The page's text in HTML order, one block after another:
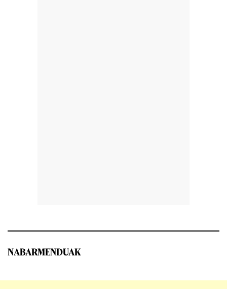
NABARMENDUAK